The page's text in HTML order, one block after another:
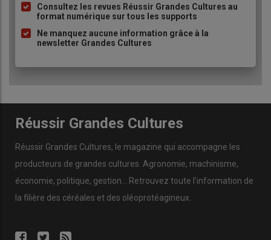
à
puce
Consultez les revues Réussir Grandes Cultures au
format numérique sur tous les supports
Ne manquez aucune information grâce à la
newsletter Grandes Cultures
Réussir Grandes Cultures
Réussir Grandes Cultures, le magazine qui accompagne les
producteurs de grandes cultures Agronomie, machinisme,
économie, politique, gestion … Retrouvez toute l’information de
la filière des céréales et des oléoprotéagineux